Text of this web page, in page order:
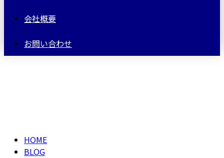
会社概要
お問い合わせ
HOME
BLOG